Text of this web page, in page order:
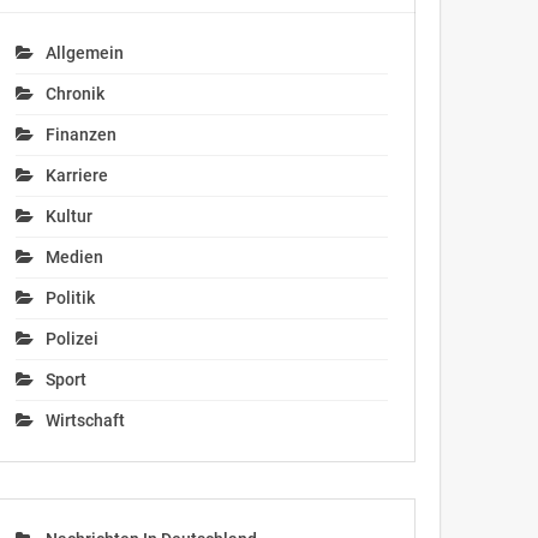
Allgemein
Chronik
Finanzen
Karriere
Kultur
Medien
Politik
Polizei
Sport
Wirtschaft